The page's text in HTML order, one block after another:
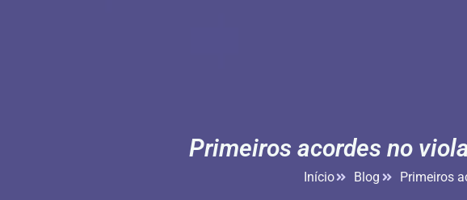
Primeiros acordes no
Início Blog Primeiros